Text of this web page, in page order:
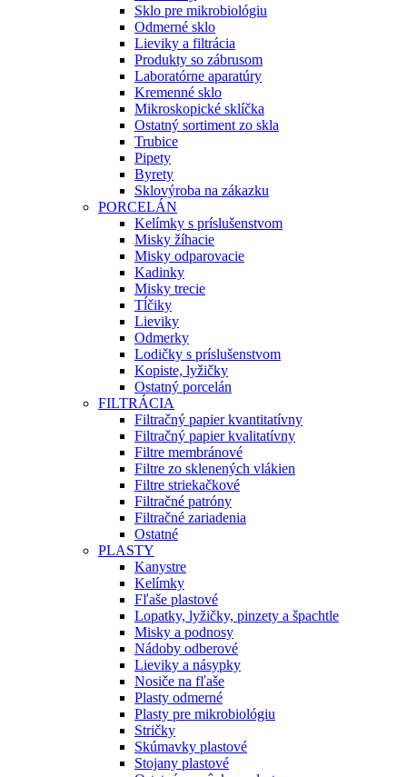
Sklo pre mikrobiológiu
Odmerné sklo
Lieviky a filtrácia
Produkty so zábrusom
Laboratórne aparatúry
Kremenné sklo
Mikroskopické sklíčka
Ostatný sortiment zo skla
Trubice
Pipety
Byrety
Sklovýroba na zákazku
PORCELÁN
Kelímky s príslušenstvom
Misky žíhacie
Misky odparovacie
Kadinky
Misky trecie
Tĺčiky
Lieviky
Odmerky
Lodičky s príslušenstvom
Kopiste, lyžičky
Ostatný porcelán
FILTRÁCIA
Filtračný papier kvantitatívny
Filtračný papier kvalitatívny
Filtre membránové
Filtre zo sklenených vlákien
Filtre striekačkové
Filtračné patróny
Filtračné zariadenia
Ostatné
PLASTY
Kanystre
Kelímky
Fľaše plastové
Lopatky, lyžičky, pinzety a špachtle
Misky a podnosy
Nádoby odberové
Lieviky a násypky
Nosiče na fľaše
Plasty odmerné
Plasty pre mikrobiológiu
Stričky
Skúmavky plastové
Stojany plastové